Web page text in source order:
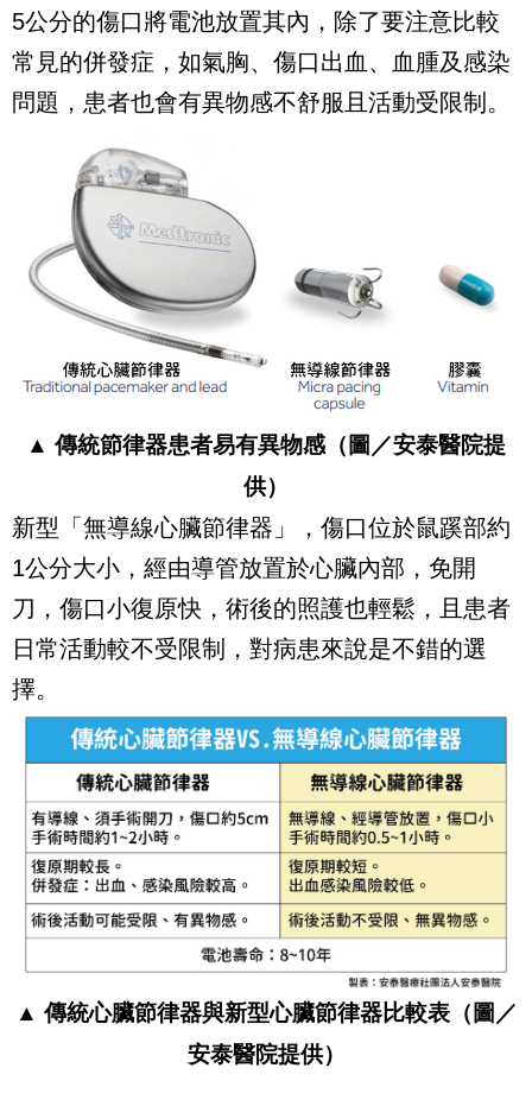
5公分的傷口將電池放置其內，除了要注意比較
常見的併發症，如氣胸、傷口出血、血腫及感染
問題，患者也會有異物感不舒服且活動受限制。
▲ 傳統節律器患者易有異物感（圖／安泰醫院提
供）
新型「無導線心臟節律器」，傷口位於鼠蹊部約
1公分大小，經由導管放置於心臟內部，免開
刀，傷口小復原快，術後的照護也輕鬆，且患者
日常活動較不受限制，對病患來說是不錯的選
擇。
▲ 傳統心臟節律器與新型心臟節律器比較表（圖／
安泰醫院提供）